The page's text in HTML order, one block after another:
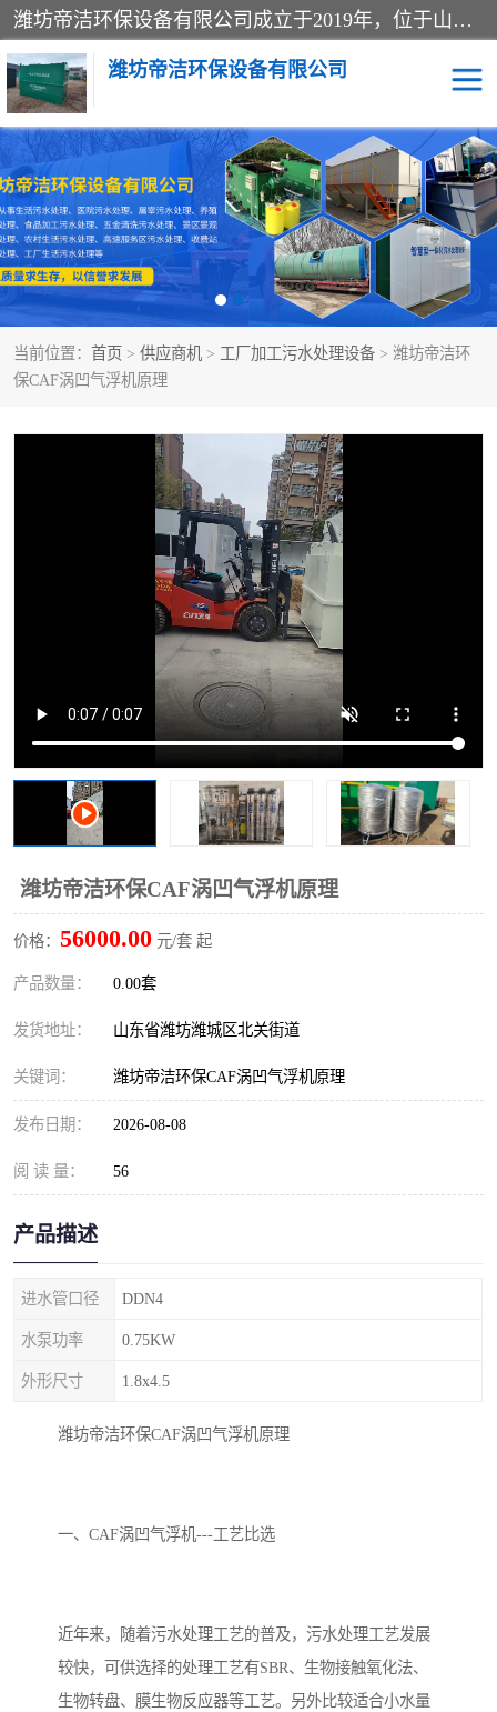
潍坊帝洁环保设备有限公司成立于2019年，位于山东省潍坊市潍城经济开发区；公司专注于环境保护专用设备及配件的研发、生产、安装与销售，同时涉及医用消毒设备、机电设备和仪器仪表的销售。此外，公司提供环保工程施工、环保技术研发与转让、技术服务以及环境工程专项设计服务，致力于为客户提供全面的环保解决方案，助力绿色可持续发展。
潍坊帝洁环保设备有限公司
当前位置： 首页 > 供应商机 > 工厂加工污水处理设备 > 潍坊帝洁环
保CAF涡凹气浮机原理
潍坊帝洁环保CAF涡凹气浮机原理
价格： 56000.00 元/套 起
产品数量： 0.00套
发货地址： 山东省潍坊潍城区北关街道
关键词： 潍坊帝洁环保CAF涡凹气浮机原理
发布日期： 2026-08-08
阅 读 量： 56
产品描述
进水管口径 DDN4
水泵功率 0.75KW
外形尺寸 1.8x4.5
潍坊帝洁环保CAF涡凹气浮机原理
一、CAF涡凹气浮机---工艺比选
近年来，随着污水处理工艺的普及，污水处理工艺发展
较快，可供选择的处理工艺有SBR、生物接触氧化法、
生物转盘、膜生物反应器等工艺。另外比较适合小水量
一体化提升泵站 屠宰肉食品加工污水处理
设备
一体化生活污水处理设备 学校污水处理设备
医院污水处理设备 喷涂废水油墨废水
玻璃钢一体化污水处理设 水性涂料加工污水处理设
养殖污水处理设备 洗涤污水处理设备
洗车废水处理设备 实验室污水处理设备
平流式溶气气浮机 风景区旅游景点污水处理
设备
高速服务区收费站污水处 微动力生化污水处理设备
海鲜加工污水处理设备 蒸发器设备价格
客运站污水处理设备 航站楼厕所污水处理设备
UASB厌氧塔 加油站油田景点旅游区污
水处理设备
风电场变电站污水处理设
备
叠螺污泥脱水机
疾控中心一体化设备处理 一体化净北槽污水处理设
餐具消毒污水处理设备
塑料编织袋一体化污水处
理设备
养老院污水处理一体化设
整形医院污水处理设备
酿酒厂一体化污水处理设
备
生活一体化污水处理设备
复合二氧化氯发生器污水
处理设备
屠宰场一体化污水处理设
地埋式一体化污水处理设 加药装置污水设备
污水提升泵站 口腔科污水处理设备